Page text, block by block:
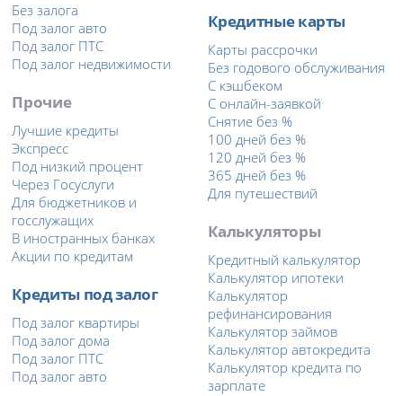
Без залога
Под залог авто
Под залог ПТС
Под залог недвижимости
Прочие
Лучшие кредиты
Экспресс
Под низкий процент
Через Госуслуги
Для бюджетников и
госслужащих
В иностранных банках
Акции по кредитам
Кредиты под залог
Под залог квартиры
Под залог дома
Под залог ПТС
Под залог авто
Кредитные карты
Карты рассрочки
Без годового обслуживания
С кэшбеком
С онлайн-заявкой
Снятие без %
100 дней без %
120 дней без %
365 дней без %
Для путешествий
Калькуляторы
Кредитный калькулятор
Калькулятор ипотеки
Калькулятор
рефинансирования
Калькулятор займов
Калькулятор автокредита
Калькулятор кредита по
зарплате